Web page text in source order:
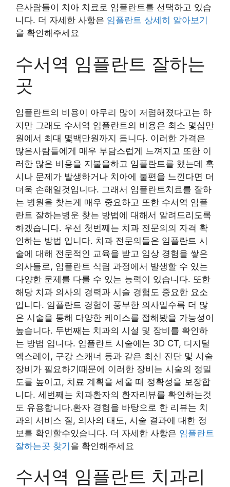
은사람들이 치아 치료로 임플란트를 선택하고 있습
니다. 더 자세한 사항은 임플란트 상세히 알아보기
을 확인해주세요
수서역 임플란트 잘하는
곳
임플란트의 비용이 아무리 많이 저렴해졌다고는 하
지만 그래도 수서역 임플란트의 비용은 최소 몇십만
원에서 최대 몇백만원까지 듭니다. 이러한 가격은
많은사람들에게 매우 부담스럽게 느껴지고 또한 이
러한 많은 비용을 지불을하고 임플란트를 했는데 혹
시나 문제가 발생하거나 치아에 불편을 느낀다면 더
더욱 손해일것입니다. 그래서 임플란트치료를 잘하
는 병원을 찾는게 매우 중요하고 또한 수서역 임플
란트 잘하는병운 찾는 방법에 대해서 알려드리도록
하겠습니다. 우선 첫번째는 치과 전문의의 자격 확
인하는 방법 입니다. 치과 전문의들은 임플란트 시
술에 대해 전문적인 교육을 받고 임상 경험을 쌓은
의사들로, 임플란트 식립 과정에서 발생할 수 있는
다양한 문제를 다룰 수 있는 능력이 있습니다. 또한
해당 치과 의사의 경력과 시술 경험도 중요한 요소
입니다. 임플란트 경험이 풍부한 의사일수록 더 많
은 시술을 통해 다양한 케이스를 접해봤을 가능성이
높습니다. 두번째는 치과의 시설 및 장비를 확인하
는 방법 입니다. 임플란트 시술에는 3D CT, 디지털
엑스레이, 구강 스캐너 등과 같은 최신 진단 및 시술
장비가 필요하기때문에 이러한 장비는 시술의 정밀
도를 높이고, 치료 계획을 세울 때 정확성을 보장합
니다. 세번째는 치과환자의 환자리뷰를 확인하는것
도 유용합니다.환자 경험을 바탕으로 한 리뷰는 치
과의 서비스 질, 의사의 태도, 시술 결과에 대한 정
보를 확인할수있습니다. 더 자세한 사항은 임플란트
잘하는곳 찾기을 확인해주세요
수서역 임플란트 치과리